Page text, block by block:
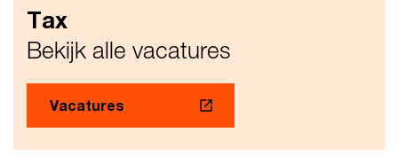
Tax
Bekijk alle vacatures
Vacatures